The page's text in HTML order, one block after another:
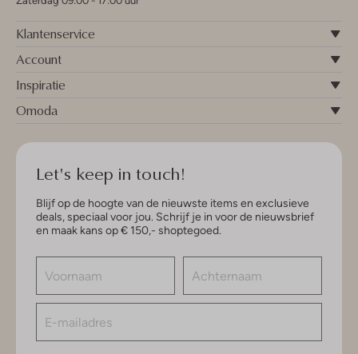
Klantenservice
Account
Inspiratie
Omoda
Let's keep in touch!
Blijf op de hoogte van de nieuwste items en exclusieve
deals, speciaal voor jou. Schrijf je in voor de nieuwsbrief
en maak kans op € 150,- shoptegoed.